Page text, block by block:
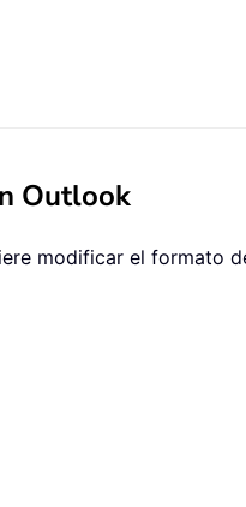
Outlook
modificar el formato